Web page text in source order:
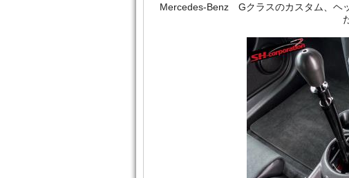
Mercedes‐Benz Gクラスのカスタム、ヘ